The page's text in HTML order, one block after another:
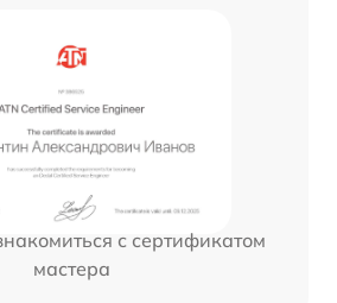
с сертификатом
мастера